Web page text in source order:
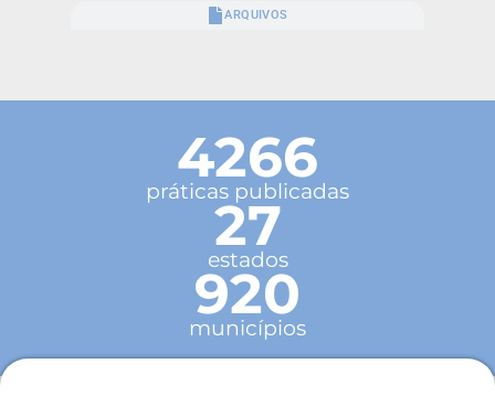
ARQUIVOS
4266
práticas publicadas
27
estados
920
municípios